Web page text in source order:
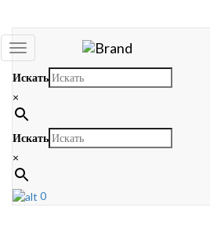
Toggle
navigation
Искать
×
Искать
×
0